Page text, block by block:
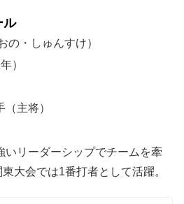
ル
の・しゅんすけ）
）
（主将）
いリーダーシップでチームを牽
大会では1番打者として活躍。